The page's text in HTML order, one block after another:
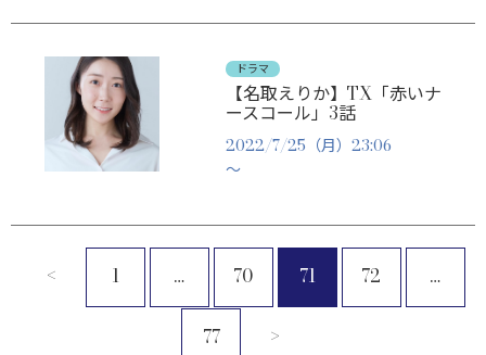
ドラマ
【名取えりか】TX「赤いナ
ースコール」3話
2022/7/25（月）23:06
～
< 1 … 70 71 72 …
77 >